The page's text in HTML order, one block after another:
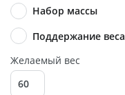
Набор массы
Поддержание веса
Желаемый вес